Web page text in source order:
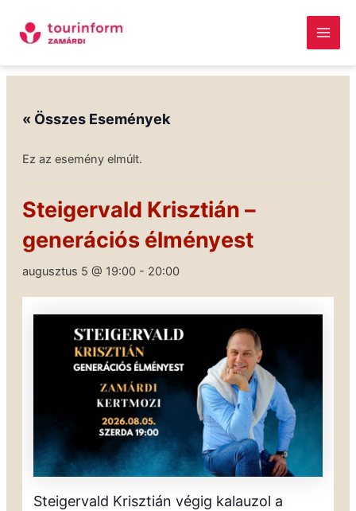
Megszakítás
content
Main
« Összes Események
Ez az esemény elmúlt.
Steigervald Krisztián –
generációs élményest
augusztus 5 @ 19:00- 20:00
Steigervald Krisztián végig kalauzol a